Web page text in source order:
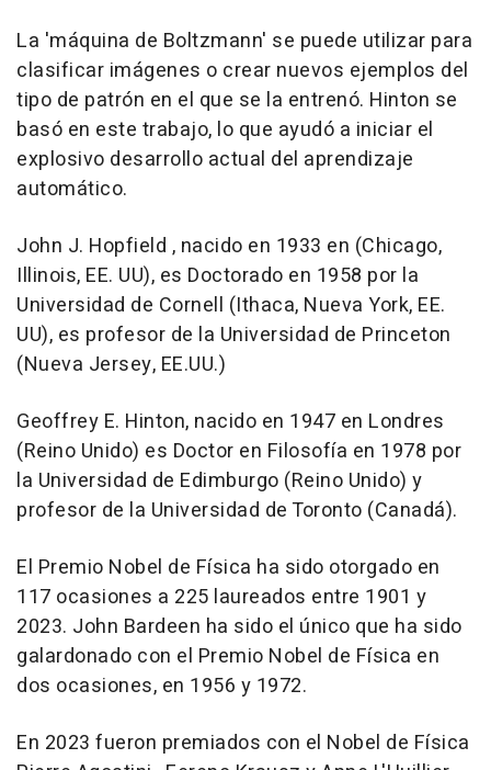
La 'máquina de Boltzmann' se puede utilizar para
clasificar imágenes o crear nuevos ejemplos del
tipo de patrón en el que se la entrenó. Hinton se
basó en este trabajo, lo que ayudó a iniciar el
explosivo desarrollo actual del aprendizaje
automático.
John J. Hopfield , nacido en 1933 en (Chicago,
Illinois, EE. UU), es Doctorado en 1958 por la
Universidad de Cornell (Ithaca, Nueva York, EE.
UU), es profesor de la Universidad de Princeton
(Nueva Jersey, EE.UU.)
Geoffrey E. Hinton, nacido en 1947 en Londres
(Reino Unido) es Doctor en Filosofía en 1978 por
la Universidad de Edimburgo (Reino Unido) y
profesor de la Universidad de Toronto (Canadá).
El Premio Nobel de Física ha sido otorgado en
117 ocasiones a 225 laureados entre 1901 y
2023. John Bardeen ha sido el único que ha sido
galardonado con el Premio Nobel de Física en
dos ocasiones, en 1956 y 1972.
En 2023 fueron premiados con el Nobel de Física